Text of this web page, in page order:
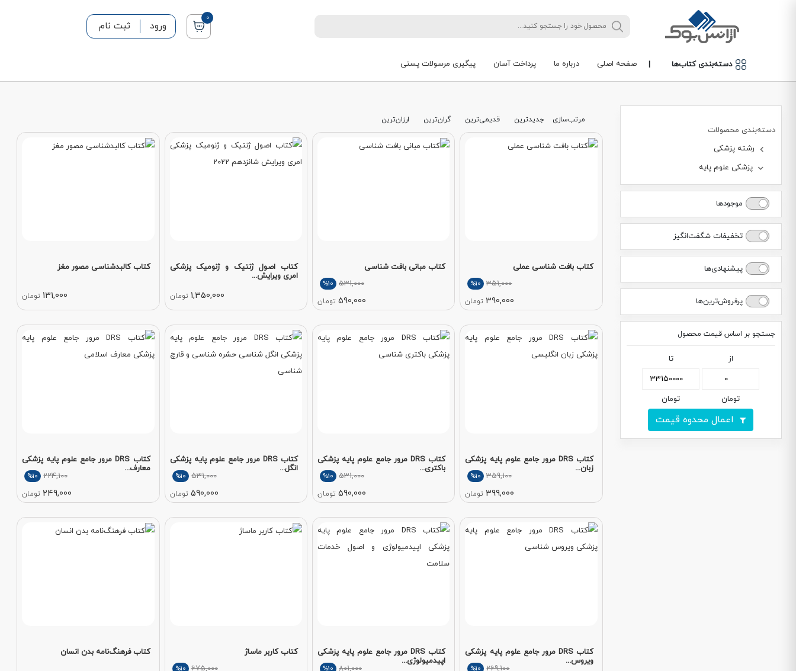
0
ورود ثبت نام
دسته‌بندی کتاب‌ها | صفحه اصلی درباره ما پرداخت آسان پیگیری مرسولات پستی
دسته‌بندی محصولات
رشته پزشکی
پزشکی علوم پایه
موجودها
تخفیفات شگفت‌انگیز
پیشنهادی‌ها
پرفروش‌ترین‌ها
جستجو بر اساس قیمت محصول
از
تومان
تا
تومان
اعمال محدوه قیمت
مرتب‌سازی جدیدترین قدیمی‌ترین گران‌ترین ارزان‌ترین
کتاب بافت شناسی عملی
351,000
%10
390,000 تومان
کتاب مبانی بافت شناسی
531,000
%10
590,000 تومان
کتاب اصول ژنتیک و ژنومیک پزشکی
امری ویرایش...
1,350,000 تومان
کتاب کالبدشناسی مصور مغز
131,000 تومان
کتاب DRS مرور جامع علوم پایه پزشکی
زبان...
359,100
%10
399,000 تومان
کتاب DRS مرور جامع علوم پایه پزشکی
باکتری...
531,000
%10
590,000 تومان
کتاب DRS مرور جامع علوم پایه پزشکی
انگل...
531,000
%10
590,000 تومان
کتاب DRS مرور جامع علوم پایه پزشکی
معارف...
224,100
%10
249,000 تومان
کتاب DRS مرور جامع علوم پایه پزشکی
ویروس...
269,100
%10
کتاب DRS مرور جامع علوم پایه پزشکی
اپیدمیولوژی...
801,000
%10
کتاب کاربر ماساژ
675,000
%10
کتاب فرهنگ‌نامه بدن انسان